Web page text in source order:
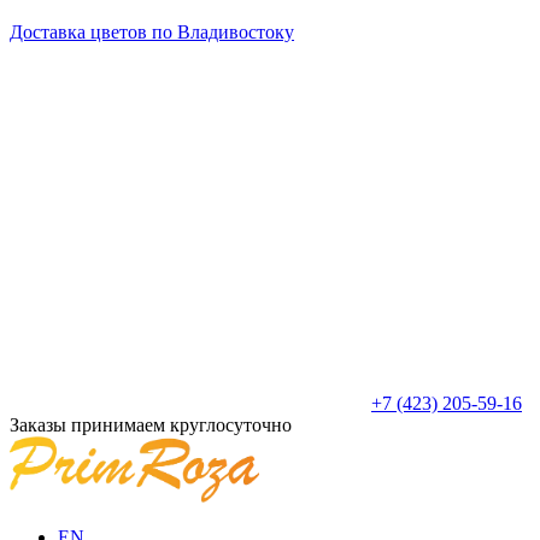
Доставка цветов по Владивостоку
+7 (423) 205-59-16
Заказы принимаем круглосуточно